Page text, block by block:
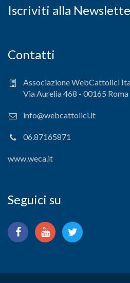
Iscriviti alla
Contatti
Associazione WebCattolici
Via Aurelia 468 - 00165
info@webcattolici.it
06.87165871
www.weca.it
Seguici su